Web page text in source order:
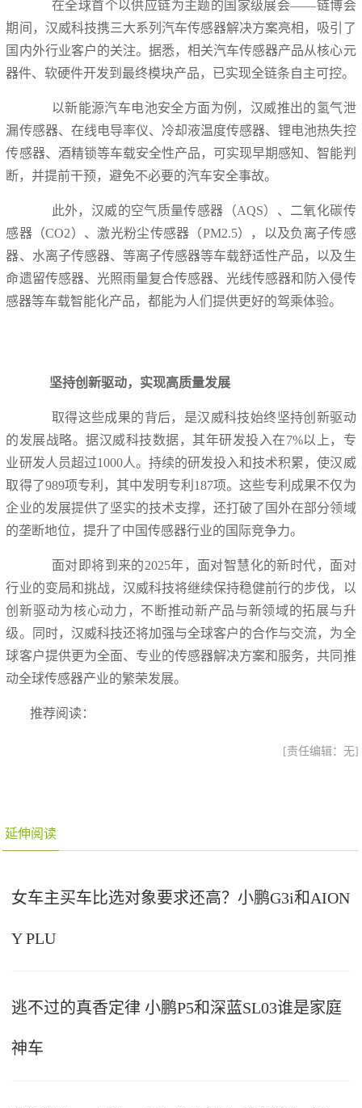
在全球首个以供应链为主题的国家级展会——链博会
期间，汉威科技携三大系列汽车传感器解决方案亮相，吸引了
国内外行业客户的关注。据悉，相关汽车传感器产品从核心元
器件、软硬件开发到最终模块产品，已实现全链条自主可控。
以新能源汽车电池安全方面为例，汉威推出的氢气泄
漏传感器、在线电导率仪、冷却液温度传感器、锂电池热失控
传感器、酒精锁等车载安全性产品，可实现早期感知、智能判
断，并提前干预，避免不必要的汽车安全事故。
此外，汉威的空气质量传感器（AQS）、二氧化碳传
感器（CO2）、激光粉尘传感器（PM2.5），以及负离子传感
器、水离子传感器、等离子传感器等车载舒适性产品，以及生
命遗留传感器、光照雨量复合传感器、光线传感器和防入侵传
感器等车载智能化产品，都能为人们提供更好的驾乘体验。
坚持创新驱动，实现高质量发展
取得这些成果的背后，是汉威科技始终坚持创新驱动
的发展战略。据汉威科技数据，其年研发投入在7%以上，专
业研发人员超过1000人。持续的研发投入和技术积累，使汉威
取得了989项专利，其中发明专利187项。这些专利成果不仅为
企业的发展提供了坚实的技术支撑，还打破了国外在部分领域
的垄断地位，提升了中国传感器行业的国际竞争力。
面对即将到来的2025年，面对智慧化的新时代，面对
行业的变局和挑战，汉威科技将继续保持稳健前行的步伐，以
创新驱动为核心动力，不断推动新产品与新领域的拓展与升
级。同时，汉威科技还将加强与全球客户的合作与交流，为全
球客户提供更为全面、专业的传感器解决方案和服务，共同推
动全球传感器产业的繁荣发展。
推荐阅读：
[责任编辑：无]
延伸阅读
女车主买车比选对象要求还高？小鹏G3i和AION
Y PLU
逃不过的真香定律 小鹏P5和深蓝SL03谁是家庭
神车